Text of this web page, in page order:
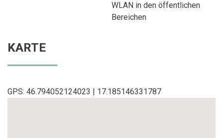
WLAN in den öffentlichen
Bereichen
KARTE
GPS: 46.794052124023 | 17.185146331787